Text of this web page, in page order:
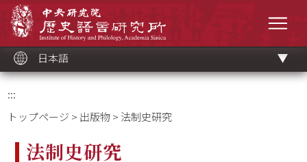
ッ
ク
日本語
:::
トップページ > 出版物 > 法制史研究
法制史研究